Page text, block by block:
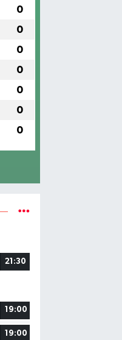
0
0
0
0
0
0
0
21:30
19:00
19:00